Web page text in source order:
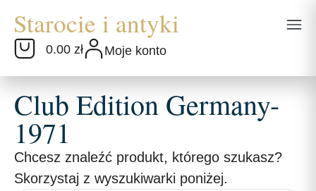
0.00 zł Moje konto
Club Edition Germany-
1971
Chcesz znaleźć produkt, którego szukasz?
Skorzystaj z wyszukiwarki poniżej.